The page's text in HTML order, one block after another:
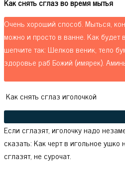
Очень хороший способ. Мыться,
можно и просто в ванне. Как будет
шепчите так: Шелков веник, тело
здоровье раб Божий (имярек).
Как снять сглаз иголочкой
Если сглазят, иголочку надо
сказать: Как черт в игольное ушко
сглазят, не сурочат.